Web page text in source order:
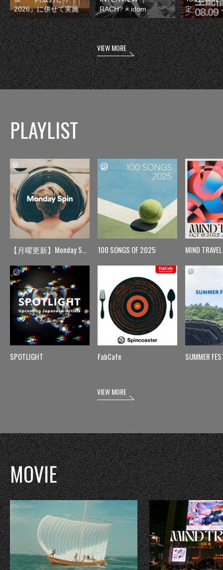
2026』に併せて実施
RACH? × idom
定
VIEW MORE
PLAYLIST
【月曜更新】Monday Spin
SPOTLIGHT
100 SONGS OF 2025
FabCafe
MIND TRAVEL
SUMMER
VIEW MORE
MOVIE